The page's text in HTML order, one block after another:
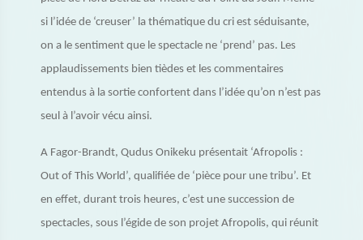
si l’idée de ‘creuser’ la thématique du cri est séduisante,
on a le sentiment que le spectacle ne ‘prend’ pas. Les
applaudissements bien tièdes et les commentaires
entendus à la sortie confortent dans l’idée qu’on n’est pas
seul à l’avoir vécu ainsi.
A Fagor-Brandt, Qudus Onikeku présentait ‘Afropolis :
Out of This World’, qualifiée de ‘pièce pour une tribu’. Et
en effet, durant trois heures, c’est une succession de
spectacles, sous l’égide de son projet Afropolis, qui réunit